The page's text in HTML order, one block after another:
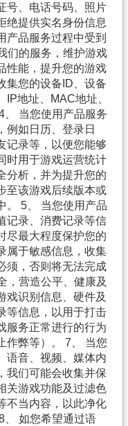
号、电话号码、照片
绝提供实名身份信息
产品服务过程中受到
们的服务，维护游戏
性能，提升您的游戏
集您的设备ID、设备
地址、MAC地址、
、 当您使用产品服务
例如日历、登录日
记录等，以便您能够
时用于游戏运营统计
分析，并为提升您的
至该游戏后续版本或
。 5、 当您使用产品
记录、消费记录等信
尽最大程度保护您的
属于敏感信息，收集
须，否则将无法完成
，营造公平、健康及
戏识别信息、硬件及
等信息，以用于打击
服务正常进行的行为
作弊等）。 7、 当您
语音、视频、媒体内
我们可能会收集并保
关游戏功能及过滤色
不当内容，以此净化
、 如您希望通过语